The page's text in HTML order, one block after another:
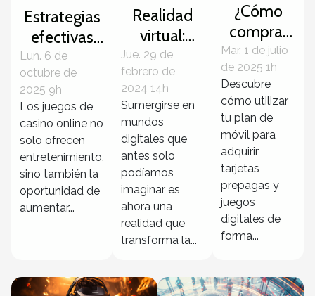
Estrategias
efectivas
para
maximizar
ganancias
en juegos
de casino
online
Lun. 6 de
octubre de
2025 9h
Los juegos de
casino online no
solo ofrecen
entretenimiento,
sino también la
oportunidad de
aumentar...
Realidad
virtual:
cambiando
la cara de
los
videojuegos
Jue. 29 de
febrero de
2024 14h
Sumergirse en
mundos
digitales que
antes solo
podíamos
imaginar es
ahora una
realidad que
transforma la...
¿Cómo
comprar
tarjetas
prepagas
y juegos
con tu
plan de
móvil?
Mar. 1 de julio
de 2025 1h
Descubre
cómo utilizar
tu plan de
móvil para
adquirir
tarjetas
prepagas y
juegos
digitales de
forma...